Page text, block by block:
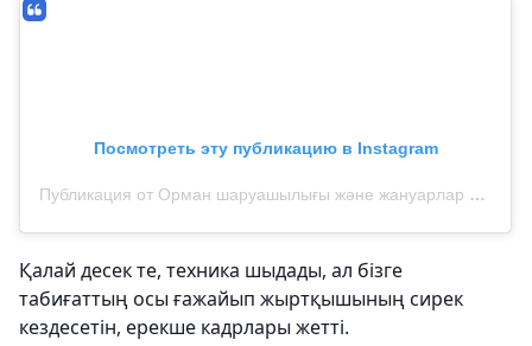
Посмотреть эту публикацию в Instagram
Публикация от Орман шаруашылығы және жануарлар дүниесі комитеті (@qazaqormany)
Қалай десек те, техника шыдады, ал бізге
табиғаттың осы ғажайып жыртқышының сирек
кездесетін, ерекше кадрлары жетті.